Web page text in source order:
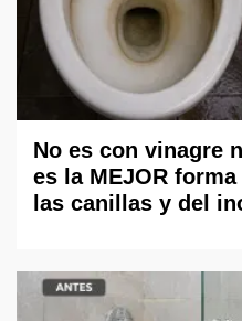
No es con vinagre
es la MEJOR
las canillas y del